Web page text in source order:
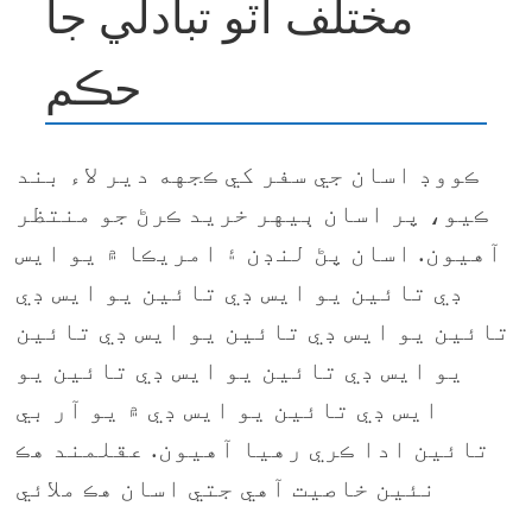
مختلف آٽو تبادلي جا
حڪم
ڪووڊ اسان جي سفر کي ڪجهه دير لاء بند
ڪيو، پر اسان ٻيهر خريد ڪرڻ جو منتظر
آهيون. اسان پڻ لنڊن ۽ امريڪا ۾ يو ايس
ڊي تائين يو ايس ڊي تائين يو ايس ڊي
تائين يو ايس ڊي تائين يو ايس ڊي تائين
يو ايس ڊي تائين يو ايس ڊي تائين يو
ايس ڊي تائين يو ايس ڊي ۾ يو آر بي
تائين ادا ڪري رهيا آهيون. عقلمند هڪ
نئين خاصيت آهي جتي اسان هڪ ملائي